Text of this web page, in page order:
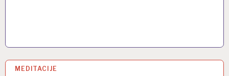
MEDITACIJE
23 LIS 2013